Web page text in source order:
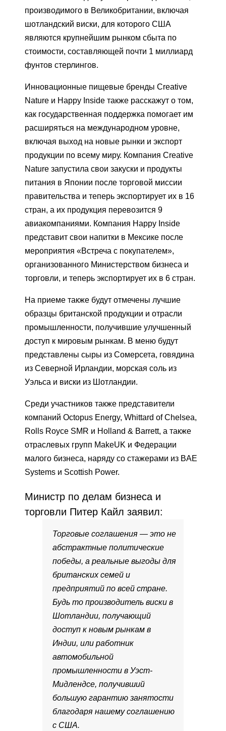
производимого в Великобритании, включая
шотландский виски, для которого США
являются крупнейшим рынком сбыта по
стоимости, составляющей почти 1 миллиард
фунтов стерлингов.
Инновационные пищевые бренды Creative
Nature и Happy Inside также расскажут о том,
как государственная поддержка помогает им
расширяться на международном уровне,
включая выход на новые рынки и экспорт
продукции по всему миру. Компания Creative
Nature запустила свои закуски и продукты
питания в Японии после торговой миссии
правительства и теперь экспортирует их в 16
стран, а их продукция перевозится 9
авиакомпаниями. Компания Happy Inside
представит свои напитки в Мексике после
мероприятия «Встреча с покупателем»,
организованного Министерством бизнеса и
торговли, и теперь экспортирует их в 6 стран.
На приеме также будут отмечены лучшие
образцы британской продукции и отрасли
промышленности, получившие улучшенный
доступ к мировым рынкам. В меню будут
представлены сыры из Сомерсета, говядина
из Северной Ирландии, морская соль из
Уэльса и виски из Шотландии.
Среди участников также представители
компаний Octopus Energy, Whittard of Chelsea,
Rolls Royce SMR и Holland & Barrett, а также
отраслевых групп MakeUK и Федерации
малого бизнеса, наряду со стажерами из BAE
Systems и Scottish Power.
Министр по делам бизнеса и
торговли Питер Кайл заявил:
Торговые соглашения — это не
абстрактные политические
победы, а реальные выгоды для
британских семей и
предприятий по всей стране.
Будь то производитель виски в
Шотландии, получающий
доступ к новым рынкам в
Индии, или работник
автомобильной
промышленности в Уэст-
Мидлендсе, получивший
большую гарантию занятости
благодаря нашему соглашению
с США.